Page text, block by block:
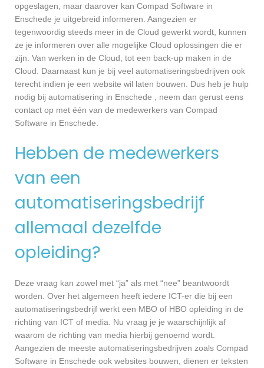
opgeslagen, maar daarover kan Compad Software in
Enschede je uitgebreid informeren. Aangezien er
tegenwoordig steeds meer in de Cloud gewerkt wordt, kunnen
ze je informeren over alle mogelijke Cloud oplossingen die er
zijn. Van werken in de Cloud, tot een back-up maken in de
Cloud. Daarnaast kun je bij veel automatiseringsbedrijven ook
terecht indien je een website wil laten bouwen. Dus heb je hulp
nodig bij automatisering in Enschede , neem dan gerust eens
contact op met één van de medewerkers van Compad
Software in Enschede.
Hebben de medewerkers
van een
automatiseringsbedrijf
allemaal dezelfde
opleiding?
Deze vraag kan zowel met “ja” als met “nee” beantwoordt
worden. Over het algemeen heeft iedere ICT-er die bij een
automatiseringsbedrijf werkt een MBO of HBO opleiding in de
richting van ICT of media. Nu vraag je je waarschijnlijk af
waarom de richting van media hierbij genoemd wordt.
Aangezien de meeste automatiseringsbedrijven zoals Compad
Software in Enschede ook websites bouwen, dienen er teksten